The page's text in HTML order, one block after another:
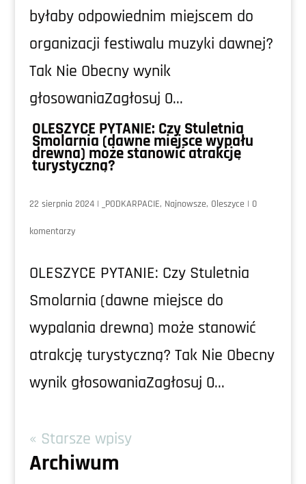
byłaby odpowiednim miejscem do
organizacji festiwalu muzyki dawnej?
Tak Nie Obecny wynik
głosowaniaZagłosuj 0...
OLESZYCE PYTANIE: Czy Stuletnia
Smolarnia (dawne miejsce wypału
drewna) może stanowić atrakcję
turystyczną?
22 sierpnia 2024| _PODKARPACIE, Najnowsze, Oleszyce | 0
komentarzy
OLESZYCE PYTANIE: Czy Stuletnia
Smolarnia (dawne miejsce do
wypalania drewna) może stanowić
atrakcję turystyczną? Tak Nie Obecny
wynik głosowaniaZagłosuj 0...
« Starsze wpisy
Archiwum